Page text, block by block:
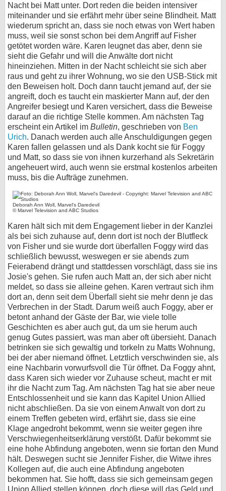
Nacht bei Matt unter. Dort reden die beiden intensiver
miteinander und sie erfährt mehr über seine Blindheit. Matt
wiederum spricht an, dass sie noch etwas von Wert haben
muss, weil sie sonst schon bei dem Angriff auf Fisher
getötet worden wäre. Karen leugnet das aber, denn sie
sieht die Gefahr und will die Anwälte dort nicht
hineinziehen. Mitten in der Nacht schleicht sie sich aber
raus und geht zu ihrer Wohnung, wo sie den USB-Stick mit
den Beweisen holt. Doch dann taucht jemand auf, der sie
angreift, doch es taucht ein maskierter Mann auf, der den
Angreifer besiegt und Karen versichert, dass die Beweise
darauf an die richtige Stelle kommen. Am nächsten Tag
erscheint ein Artikel im Bulletin, geschrieben von Ben
Urich. Danach werden auch alle Anschuldigungen gegen
Karen fallen gelassen und als Dank kocht sie für Foggy
und Matt, so dass sie von ihnen kurzerhand als Sekretärin
angeheuert wird, auch wenn sie erstmal kostenlos arbeiten
muss, bis die Aufträge zunehmen.
Deborah Ann Woll, Marvel's Daredevil
© Marvel Television and ABC Studios
Karen hält sich mit dem Engagement lieber in der Kanzlei
als bei sich zuhause auf, denn dort ist noch der Blutfleck
von Fisher und sie wurde dort überfallen Foggy wird das
schließlich bewusst, weswegen er sie abends zum
Feierabend drängt und stattdessen vorschlägt, dass sie ins
Josie's gehen. Sie rufen auch Matt an, der sich aber nicht
meldet, so dass sie alleine gehen. Karen vertraut sich ihm
dort an, denn seit dem Überfall sieht sie mehr denn je das
Verbrechen in der Stadt. Darum weiß auch Foggy, aber er
betont anhand der Gäste der Bar, wie viele tolle
Geschichten es aber auch gut, da um sie herum auch
genug Gutes passiert, was man aber oft übersieht. Danach
betrinken sie sich gewaltig und torkeln zu Matts Wohnung,
bei der aber niemand öffnet. Letztlich verschwinden sie, als
eine Nachbarin vorwurfsvoll die Tür öffnet. Da Foggy ahnt,
dass Karen sich wieder vor Zuhause scheut, macht er mit
ihr die Nacht zum Tag. Am nächsten Tag hat sie aber neue
Entschlossenheit und sie kann das Kapitel Union Allied
nicht abschließen. Da sie von einem Anwalt von dort zu
einem Treffen gebeten wird, erfährt sie, dass sie eine
Klage angedroht bekommt, wenn sie weiter gegen ihre
Verschwiegenheitserklärung verstößt. Dafür bekommt sie
eine hohe Abfindung angeboten, wenn sie fortan den Mund
hält. Deswegen sucht sie Jennifer Fisher, die Witwe ihres
Kollegen auf, die auch eine Abfindung angeboten
bekommen hat. Sie hofft, dass sie sich gemeinsam gegen
Union Allied stellen können, doch diese will das Geld und